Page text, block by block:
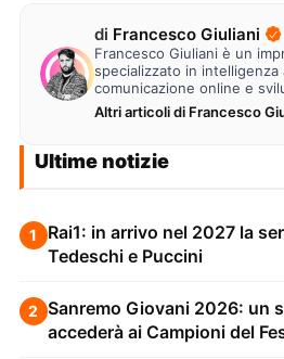
di Francesco Giuliani
Francesco Giuliani è un
specializzato in intelligenza
comunicazione online e
web. Lavora alla creazione
Altri articoli di Francesco
Ultime notizie
1
Rai1: in arrivo nel 2027 la
Tedeschi e Puccini
2 Sanremo Giovani 2026: un
accederà ai Campioni del